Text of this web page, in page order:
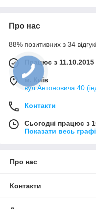
Які переваги
Як
Про нас
88% позитивних з 34
Працює з 11.10.2015
м. Київ
вул Антоновича 40
Контакти
Сьогодні працює з
Показати весь
Про нас
Контакти